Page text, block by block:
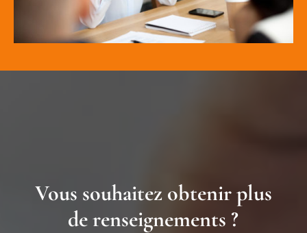
Vous souhaitez obtenir plus
de renseignements ?